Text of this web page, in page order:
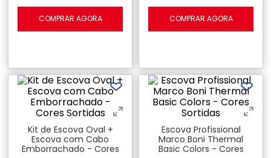
COMPRAR AGORA COMPRAR AGORA
Kit de Escova Oval +
Escova com Cabo
Emborrachado - Cores
Escova Profissional
Marco Boni Thermal
Basic Colors - Cores